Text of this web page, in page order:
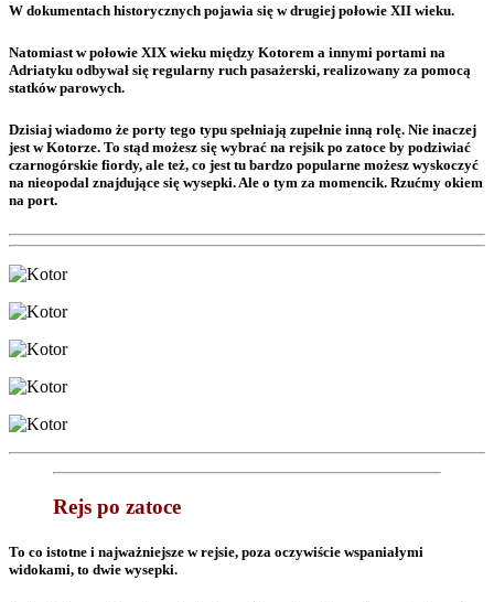
W dokumentach historycznych pojawia się w drugiej połowie XII wieku.
Natomiast w połowie XIX wieku między Kotorem a innymi portami na
Adriatyku odbywał się regularny ruch pasażerski, realizowany za pomocą
statków parowych.
Dzisiaj wiadomo że porty tego typu spełniają zupełnie inną rolę. Nie inaczej
jest w Kotorze. To stąd możesz się wybrać na rejsik po zatoce by podziwiać
czarnogórskie fiordy, ale też, co jest tu bardzo popularne możesz wyskoczyć
na nieopodal znajdujące się wysepki. Ale o tym za momencik. Rzućmy okiem
na port.
Rejs po zatoce
To co istotne i najważniejsze w rejsie, poza oczywiście wspaniałymi
widokami, to dwie wysepki.